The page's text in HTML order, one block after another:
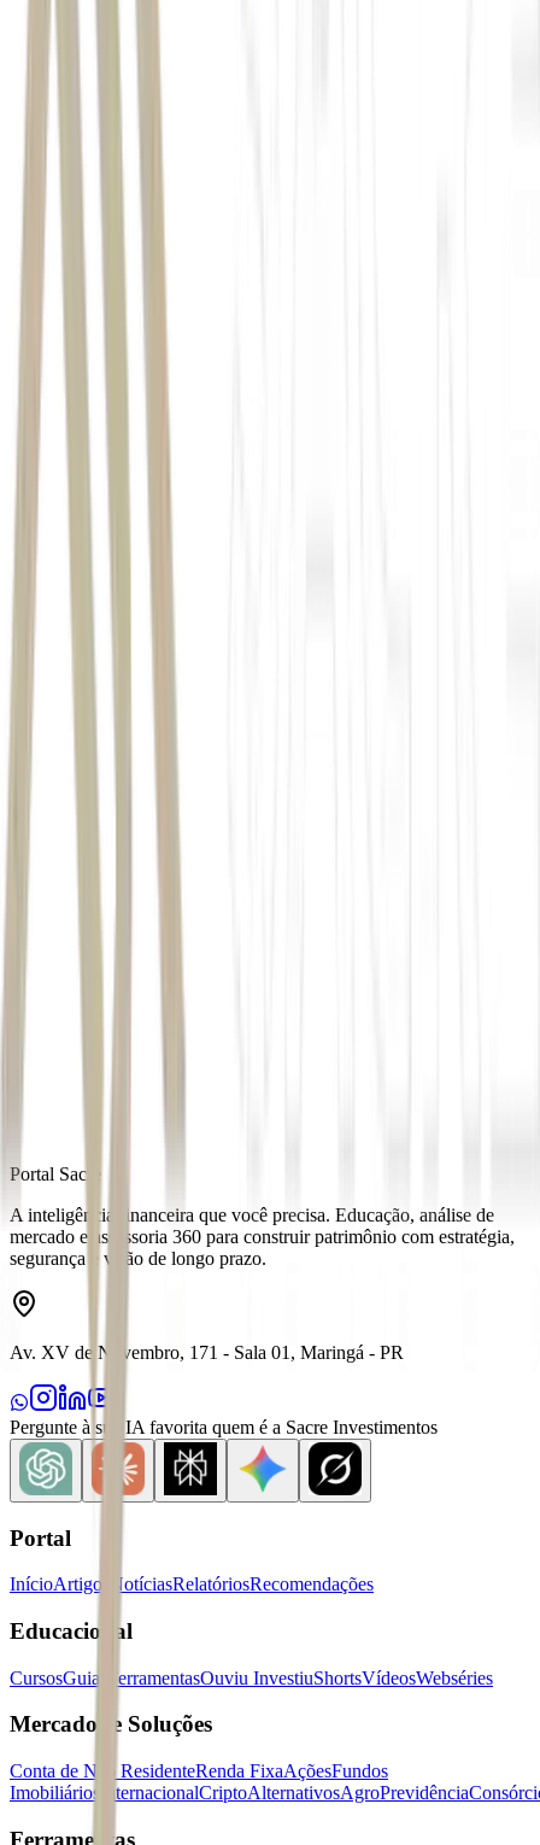
Portal Sacre
A inteligência financeira que você precisa. Educação, análise de
mercado e assessoria 360 para construir patrimônio com estratégia,
segurança e visão de longo prazo.
Av. XV de Novembro, 171 - Sala 01, Maringá - PR
Pergunte à sua IA favorita quem é a Sacre Investimentos
Portal
InícioArtigos NotíciasRelatóriosRecomendações
Educacional
CursosGuias FerramentasOuviu InvestiuShortsVídeosWebséries
Mercados e Soluções
Conta de Não ResidenteRenda FixaAçõesFundos
Imobiliários
InternacionalCriptoAlternativosAgroPrevidência
Ferramentas